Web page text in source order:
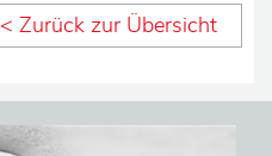
< Zurück zur Übersicht